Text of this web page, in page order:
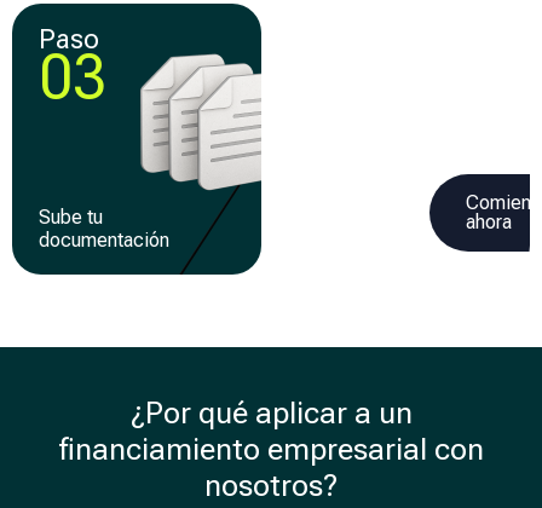
Paso
03
Sube tu
documentación
ahora
¿Por qué aplicar a un
financiamiento empresarial con
nosotros?